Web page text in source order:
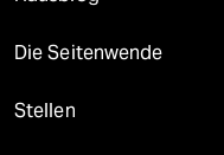
Die Seitenwende
Stellen